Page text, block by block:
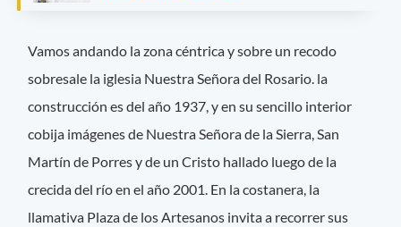
Vamos andando la zona céntrica y sobre un recodo
sobresale la iglesia Nuestra Señora del Rosario. la
construcción es del año 1937, y en su sencillo interior
cobija imágenes de Nuestra Señora de la Sierra, San
Martín de Porres y de un Cristo hallado luego de la
crecida del río en el año 2001. En la costanera, la
llamativa Plaza de los Artesanos invita a recorrer sus